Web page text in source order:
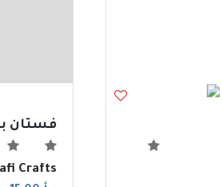
فستان بناتي لون بيج